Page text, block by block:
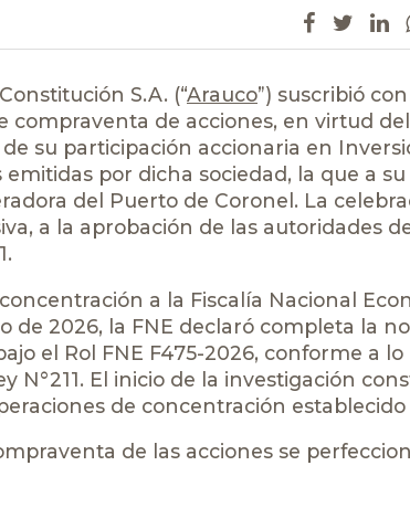
S.A. (“Arauco”) suscribió
compraventa de acciones, en virtud del
su participación accionaria en
por dicha sociedad, la que a su
del Puerto de Coronel. La
a la aprobación de las autoridades
a la Fiscalía Nacional
de 2026, la FNE declaró completa la
el Rol FNE F475-2026, conforme a lo
N°211. El inicio de la investigación
de concentración establecido
de las acciones se